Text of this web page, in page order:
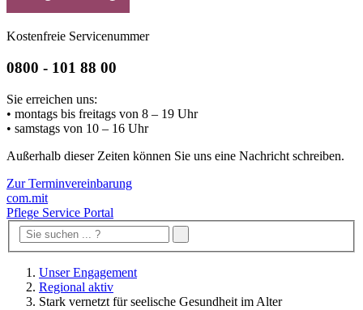
Kostenfreie Servicenummer
0800 - 101 88 00
Sie erreichen uns:
• montags bis freitags von 8 – 19 Uhr
• samstags von 10 – 16 Uhr
Außerhalb dieser Zeiten können Sie uns eine Nachricht schreiben.
Zur Terminvereinbarung
com.mit
Pflege Service Portal
Unser Engagement
Regional aktiv
Stark vernetzt für seelische Gesundheit im Alter